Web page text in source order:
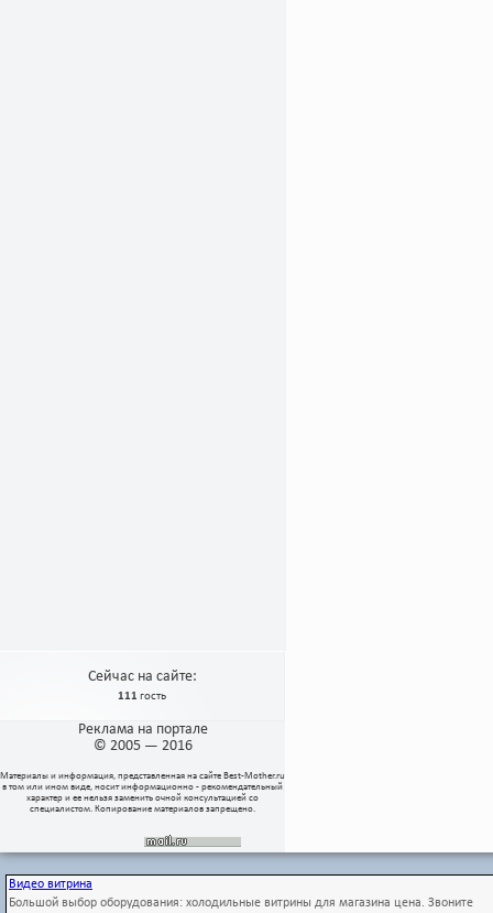
Сейчас на сайте:
111 гость
Реклама на портале
© 2005 — 2016
Материалы и информация, представленная на сайте Best-Mother.ru
в том или ином виде, носит информационно - рекомендательный
характер и ее нельзя заменить очной консультацией со
специалистом. Копирование материалов запрещено.
Видео витрина
Большой выбор оборудования: холодильные витрины для магазина цена. Звоните